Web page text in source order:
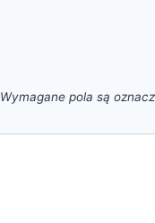
Wymagane pola są